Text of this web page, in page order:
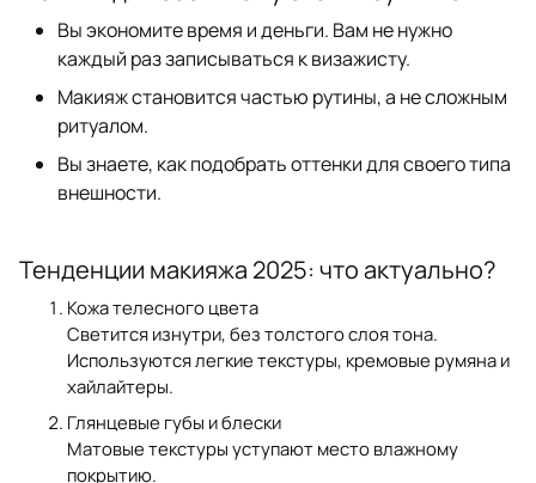
Вы экономите время и деньги. Вам не нужно
каждый раз записываться к визажисту.
Макияж становится частью рутины, а не сложным
ритуалом.
Вы знаете, как подобрать оттенки для своего типа
внешности.
Тенденции макияжа 2025: что актуально?
Кожа телесного цвета
Светится изнутри, без толстого слоя тона.
Используются легкие текстуры, кремовые румяна и
хайлайтеры.
Глянцевые губы и блески
Матовые текстуры уступают место влажному
покрытию.